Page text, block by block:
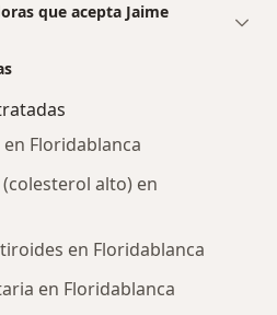
que acepta Jaime
Floridablanca
alto) en
en Floridablanca
en Floridablanca